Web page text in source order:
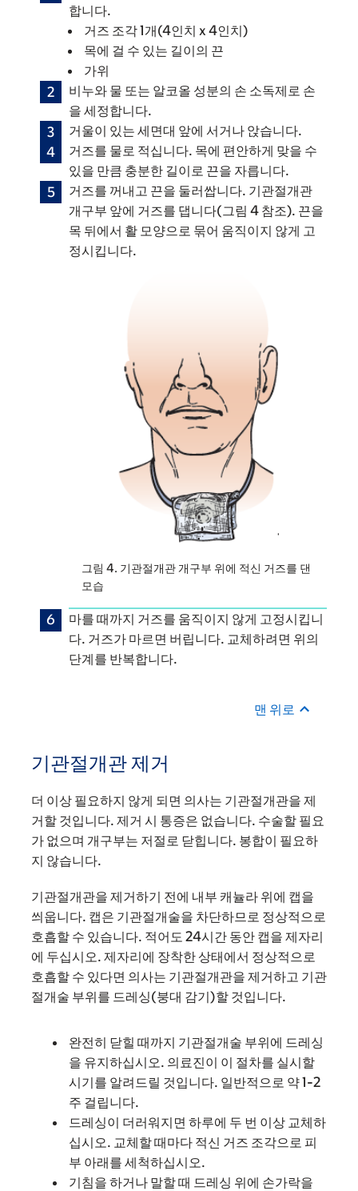
합니다.
거즈 조각 1개(4인치 x 4인치)
목에 걸 수 있는 길이의 끈
가위
비누와 물 또는 알코올 성분의 손 소독제로 손
을 세정합니다.
거울이 있는 세면대 앞에 서거나 앉습니다.
거즈를 물로 적십니다. 목에 편안하게 맞을 수
있을 만큼 충분한 길이로 끈을 자릅니다.
거즈를 꺼내고 끈을 둘러쌉니다. 기관절개관
개구부 앞에 거즈를 댑니다(그림 4 참조). 끈을
목 뒤에서 활 모양으로 묶어 움직이지 않게 고
정시킵니다.
그림 4. 기관절개관 개구부 위에 적신 거즈를 댄
모습
마를 때까지 거즈를 움직이지 않게 고정시킵니
다. 거즈가 마르면 버립니다. 교체하려면 위의
단계를 반복합니다.
맨 위로
기관절개관 제거
더 이상 필요하지 않게 되면 의사는 기관절개관을 제
거할 것입니다. 제거 시 통증은 없습니다. 수술할 필요
가 없으며 개구부는 저절로 닫힙니다. 봉합이 필요하
지 않습니다.
기관절개관을 제거하기 전에 내부 캐뉼라 위에 캡을
씌웁니다. 캡은 기관절개술을 차단하므로 정상적으로
호흡할 수 있습니다. 적어도 24시간 동안 캡을 제자리
에 두십시오. 제자리에 장착한 상태에서 정상적으로
호흡할 수 있다면 의사는 기관절개관을 제거하고 기관
절개술 부위를 드레싱(붕대 감기)할 것입니다.
완전히 닫힐 때까지 기관절개술 부위에 드레싱
을 유지하십시오. 의료진이 이 절차를 실시할
시기를 알려드릴 것입니다. 일반적으로 약 1-2
주 걸립니다.
드레싱이 더러워지면 하루에 두 번 이상 교체하
십시오. 교체할 때마다 적신 거즈 조각으로 피
부 아래를 세척하십시오.
기침을 하거나 말할 때 드레싱 위에 손가락을